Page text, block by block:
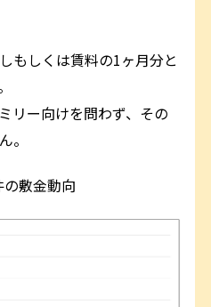
もしくは賃料の1ヶ月分と
リー向けを問わず、その
。
敷金動向